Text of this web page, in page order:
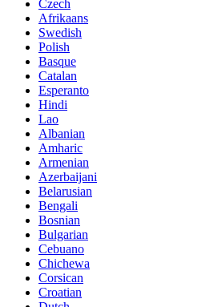
Czech
Afrikaans
Swedish
Polish
Basque
Catalan
Esperanto
Hindi
Lao
Albanian
Amharic
Armenian
Azerbaijani
Belarusian
Bengali
Bosnian
Bulgarian
Cebuano
Chichewa
Corsican
Croatian